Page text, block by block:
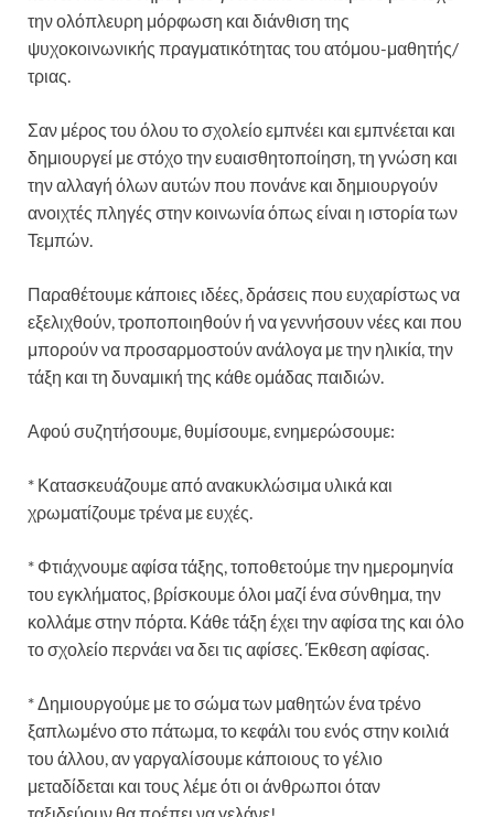
την ολόπλευρη μόρφωση και διάνθιση της
ψυχοκοινωνικής πραγματικότητας του ατόμου-μαθητής/
τριας.
Σαν μέρος του όλου το σχολείο εμπνέει και εμπνέεται και
δημιουργεί με στόχο την ευαισθητοποίηση, τη γνώση και
την αλλαγή όλων αυτών που πονάνε και δημιουργούν
ανοιχτές πληγές στην κοινωνία όπως είναι η ιστορία των
Τεμπών.
Παραθέτουμε κάποιες ιδέες, δράσεις που ευχαρίστως να
εξελιχθούν, τροποποιηθούν ή να γεννήσουν νέες και που
μπορούν να προσαρμοστούν ανάλογα με την ηλικία, την
τάξη και τη δυναμική της κάθε ομάδας παιδιών.
Αφού συζητήσουμε, θυμίσουμε, ενημερώσουμε:
* Κατασκευάζουμε από ανακυκλώσιμα υλικά και
χρωματίζουμε τρένα με ευχές.
* Φτιάχνουμε αφίσα τάξης, τοποθετούμε την ημερομηνία
του εγκλήματος, βρίσκουμε όλοι μαζί ένα σύνθημα, την
κολλάμε στην πόρτα. Κάθε τάξη έχει την αφίσα της και όλο
το σχολείο περνάει να δει τις αφίσες. Έκθεση αφίσας.
* Δημιουργούμε με το σώμα των μαθητών ένα τρένο
ξαπλωμένο στο πάτωμα, το κεφάλι του ενός στην κοιλιά
του άλλου, αν γαργαλίσουμε κάποιους το γέλιο
μεταδίδεται και τους λέμε ότι οι άνθρωποι όταν
ταξιδεύουν θα πρέπει να γελάνε!